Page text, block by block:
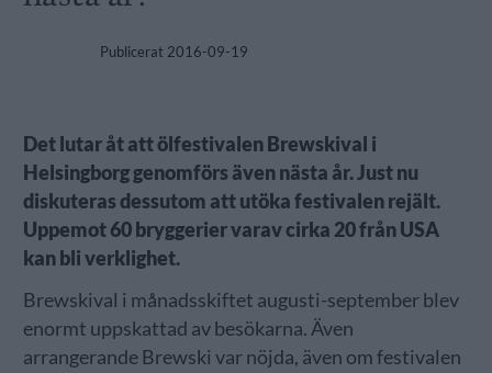
Publicerat 2016-09-19
Det lutar åt att ölfestivalen Brewskival i
Helsingborg genomförs även nästa år. Just nu
diskuteras dessutom att utöka festivalen rejält.
Uppemot 60 bryggerier varav cirka 20 från USA
kan bli verklighet.
Brewskival i månadsskiftet augusti-september blev
enormt uppskattad av besökarna. Även
arrangerande Brewski var nöjda, även om festivalen